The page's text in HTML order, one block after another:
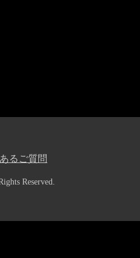
るご質問
Reserved.